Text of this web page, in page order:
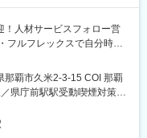
を巡回する労務スタッフも
うチェックしております
ため長期的にご就労いた
なります。そのため、比
人材サービスフォロー営
フルフレックスで自分時間
クナビNEXT）の受注後か
果振り返りなどのフォロ
。
那覇市久米2-3-15 COI 那覇
県庁前駅駅受動喫煙対策：
事業所